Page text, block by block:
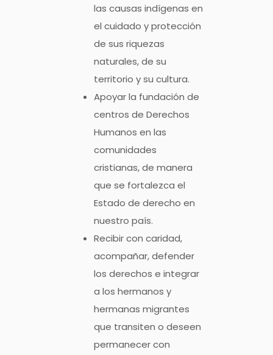
las causas indígenas en
el cuidado y protección
de sus riquezas
naturales, de su
territorio y su cultura.
Apoyar la fundación de
centros de Derechos
Humanos en las
comunidades
cristianas, de manera
que se fortalezca el
Estado de derecho en
nuestro país.
Recibir con caridad,
acompañar, defender
los derechos e integrar
a los hermanos y
hermanas migrantes
que transiten o deseen
permanecer con